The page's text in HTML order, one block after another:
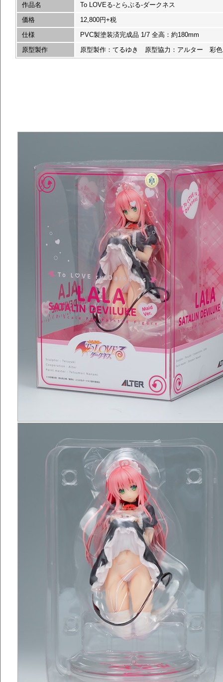
作品名
To LOVEる-とらぶる-ダークネス
価格
12,800円+税
仕様
PVC製塗装済完成品 1/7 全高：約180mm
原型製作
原型製作：てるゆき 原型協力：アルター 彩色